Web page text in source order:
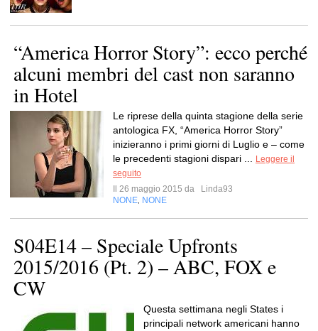
“America Horror Story”: ecco perché
alcuni membri del cast non saranno
in Hotel
Le riprese della quinta stagione della serie
antologica FX, “America Horror Story”
inizieranno i primi giorni di Luglio e – come
le precedenti stagioni dispari ...
Leggere il
seguito
Il 26 maggio 2015 da
Linda93
NONE NONE
S04E14 – Speciale Upfronts
2015/2016 (Pt. 2) – ABC, FOX e
CW
Questa settimana negli States i
principali network americani hanno